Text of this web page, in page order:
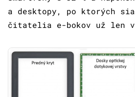
a desktopy, po ktorých
čitatelia e-bokov už len v